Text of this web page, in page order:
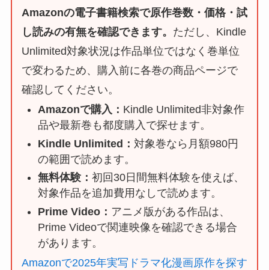
Amazonの電子書籍検索で原作巻数・価格・試
し読みの有無を確認できます。 ただし、Kindle
Unlimited対象状況は作品単位ではなく巻単位
で変わるため、購入前に各巻の商品ページで
確認してください。
Amazonで購入： Kindle Unlimited非対象作
品や最新巻も都度購入で探せます。
Kindle Unlimited： 対象巻なら月額980円
の範囲で読めます。
無料体験： 初回30日間無料体験を使えば、
対象作品を追加費用なしで読めます。
Prime Video： アニメ版がある作品は、
Prime Videoで関連映像を確認できる場合
があります。
Amazonで2025年実写ドラマ化漫画原作を探す